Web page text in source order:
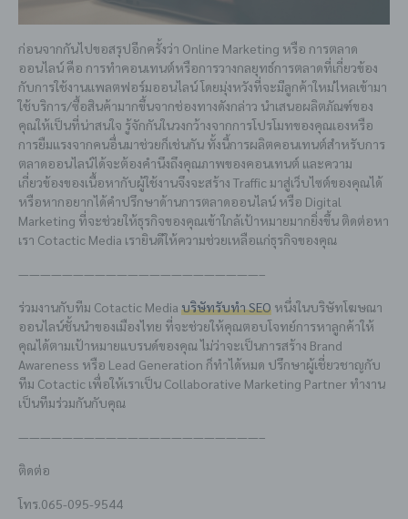
ก่อนจากกันไปขอสรุปอีกครั้งว่า Online Marketing หรือ การตลาด
ออนไลน์ คือ การทำคอนเทนต์หรือการวางกลยุทธ์การตลาดที่เกี่ยวข้อง
กับการใช้งานแพลตฟอร์มออนไลน์ โดยมุ่งหวังที่จะมีลูกค้าใหม่ไหลเข้ามา
ใช้บริการ/ซื้อสินค้ามากขึ้นจากช่องทางดังกล่าว นำเสนอผลิตภัณฑ์ของ
คุณให้เป็นที่น่าสนใจ รู้จักกันในวงกว้างจากการโปรโมทของคุณเองหรือ
การยืมแรงจากคนอื่นมาช่วยก็เช่นกัน ทั้งนี้การผลิตคอนเทนต์สำหรับการ
ตลาดออนไลน์ได้จะต้องคำนึงถึงคุณภาพของคอนเทนต์ และความ
เกี่ยวข้องของเนื้อหากับผู้ใช้งานจึงจะสร้าง Traffic มาสู่เว็บไซต์ของคุณได้
หรือหากอยากได้คำปรึกษาด้านการตลาดออนไลน์ หรือ Digital
Marketing ที่จะช่วยให้ธุรกิจของคุณเข้าใกล้เป้าหมายมากยิ่งขึ้น ติดต่อหา
เรา Cotactic Media เรายินดีให้ความช่วยเหลือแก่ธุรกิจของคุณ
——————————————————————–
ร่วมงานกับทีม Cotactic Media บริษัทรับทำ SEO หนึ่งในบริษัทโฆษณา
ออนไลน์ชั้นนำของเมืองไทย ที่จะช่วยให้คุณตอบโจทย์การหาลูกค้าให้
คุณได้ตามเป้าหมายแบรนด์ของคุณ ไม่ว่าจะเป็นการสร้าง Brand
Awareness หรือ Lead Generation ก็ทำได้หมด ปรึกษาผู้เชี่ยวชาญกับ
ทีม Cotactic เพื่อให้เราเป็น Collaborative Marketing Partner ทำงาน
เป็นทีมร่วมกันกับคุณ
——————————————————————–
ติดต่อ
โทร.065-095-9544